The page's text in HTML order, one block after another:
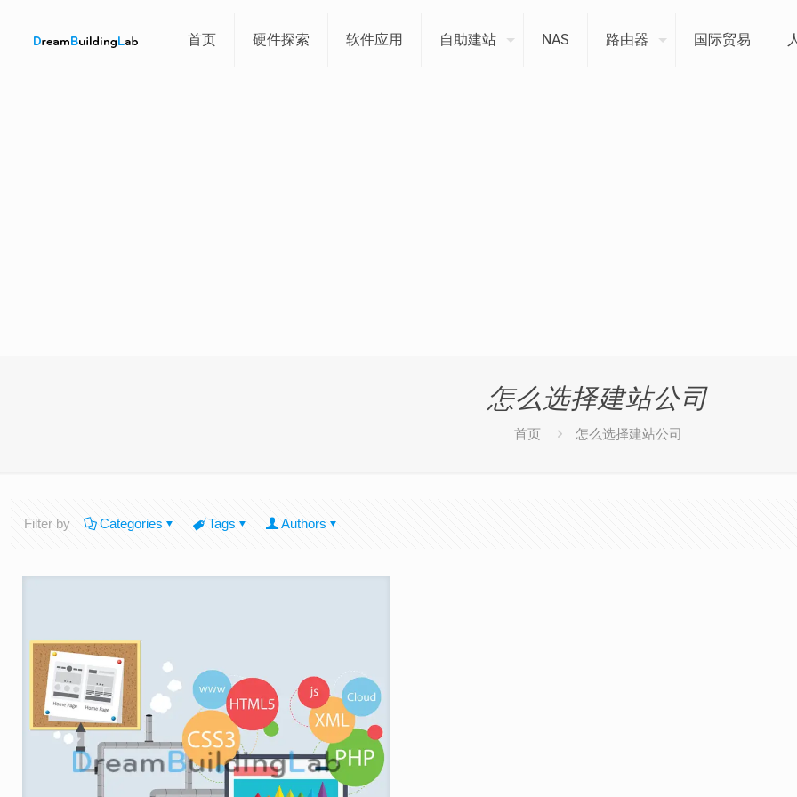
首页 硬件探索 软件应用 自助建站 NAS 路由器 国际贸易
怎么选择建站公司
首页 怎么选择建站公司
Filter by Categories Tags Authors